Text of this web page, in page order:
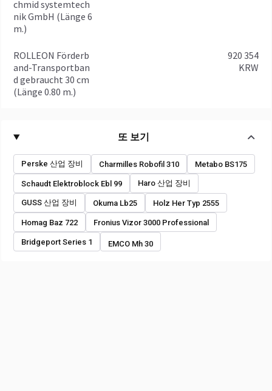
chmid systemtech
nik GmbH (Länge 6
m.)
ROLLEON Förderb
and-Transportban
d gebraucht 30 cm
(Länge 0.80 m.)
920 354
KRW
또 보기
Perske 산업 장비 Charmilles Robofil 310 Metabo BS175
Schaudt Elektroblock Ebl 99 Haro 산업 장비
GUSS 산업 장비 Okuma Lb25 Holz Her Typ 2555
Homag Baz 722 Fronius Vizor 3000 Professional
Bridgeport Series 1 EMCO Mh 30